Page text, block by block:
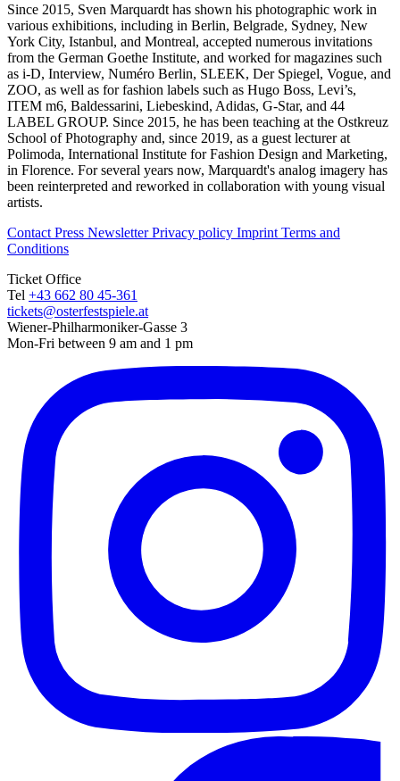
Since 2015, Sven Marquardt has shown his photographic work in
various exhibitions, including in Berlin, Belgrade, Sydney, New
York City, Istanbul, and Montreal, accepted numerous invitations
from the German Goethe Institute, and worked for magazines such
as i-D, Interview, Numéro Berlin, SLEEK, Der Spiegel, Vogue, and
ZOO, as well as for fashion labels such as Hugo Boss, Levi’s,
ITEM m6, Baldessarini, Liebeskind, Adidas, G-Star, and 44
LABEL GROUP. Since 2015, he has been teaching at the Ostkreuz
School of Photography and, since 2019, as a guest lecturer at
Polimoda, International Institute for Fashion Design and Marketing,
in Florence. For several years now, Marquardt's analog imagery has
been reinterpreted and reworked in collaboration with young visual
artists.
Contact Press NewsletterPrivacy policy Imprint Terms and
Conditions
Ticket Office
Tel +43 662 80 45-361
tickets@osterfestspiele.at
Wiener-Philharmoniker-Gasse 3
Mon-Fri between 9 am and 1 pm